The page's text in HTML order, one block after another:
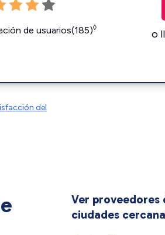
de usuarios(185)◊ o
del
Ver proveedores
ciudades